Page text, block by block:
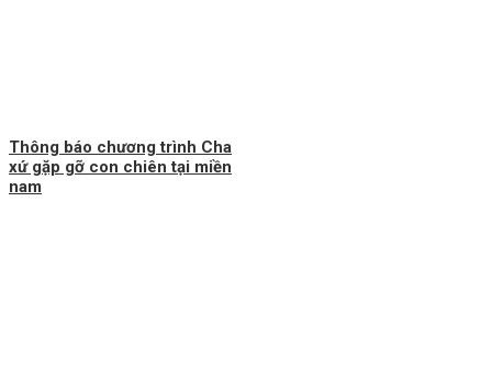
Thông báo chương trình Cha
xứ gặp gỡ con chiên tại miền
nam